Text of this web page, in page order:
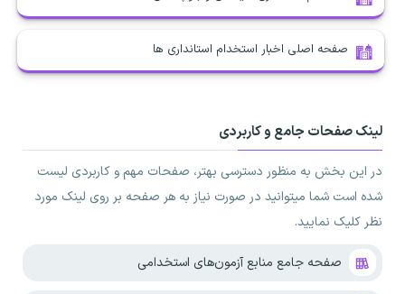
صفحه اصلی اخبار استخدام استانداری ها
لینک صفحات جامع و کاربردی
در این بخش به منظور دسترسی بهتر، صفحات مهم و کاربردی لیست
شده است شما میتوانید در صورت نیاز به هر صفحه بر روی لینک مورد
نظر کلیک نمایید.
صفحه جامع منابع آزمون‌های استخدامی